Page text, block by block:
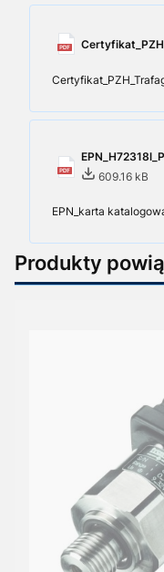
609.16 kB
EPN_karta
Produkty